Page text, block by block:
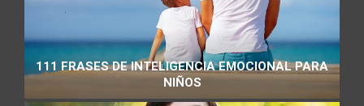
111 FRASES DE INTELIGENCIA EMOCIONAL PARA
NIÑOS